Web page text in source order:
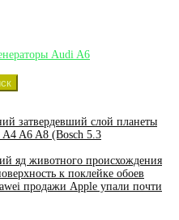
Audi A6
затвердевший слой планеты
A6 A8 (Bosch 5.3
яд животного происхождения
к поклейке обоев
продажи Apple упали почти